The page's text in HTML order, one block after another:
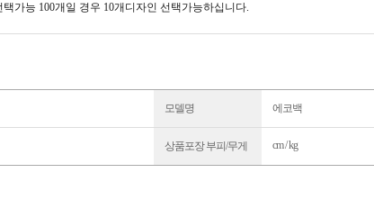
가능 100개일 경우 10개디자인 선택가능하십니다.
모델명 에코백
상품포장 부피/무게 cm / kg